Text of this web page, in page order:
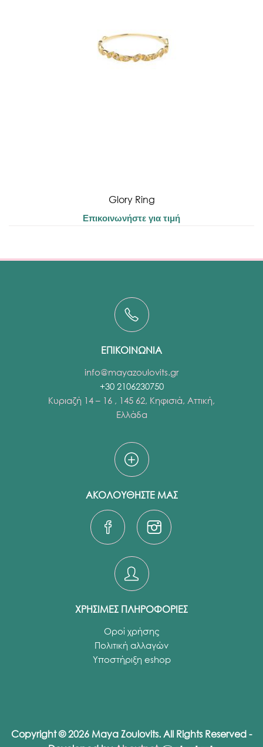
Glory Ring
Επικοινωνήστε για τιμή
ΕΠΙΚΟΙΝΩΝΙΑ
info@mayazoulovits.gr
+30 2106230750
Κυριαζή 14 – 16 , 145 62, Κηφισιά, Αττική,
Ελλάδα
ΑΚΟΛΟΥΘΗΣΤΕ ΜΑΣ
ΧΡΗΣΙΜΕΣ ΠΛΗΡΟΦΟΡΙΕΣ
Οροί χρήσης
Πολιτική αλλαγών
Υποστήριξη eshop
Copyright © 2026 Maya Zoulovits. All Rights Reserved -